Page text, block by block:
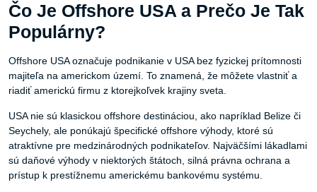
Čo Je Offshore USA a Prečo Je Tak
Populárny?
Offshore USA označuje podnikanie v USA bez fyzickej prítomnosti
majiteľa na americkom území. To znamená, že môžete vlastniť a
riadiť americkú firmu z ktorejkoľvek krajiny sveta.
USA nie sú klasickou offshore destináciou, ako napríklad Belize či
Seychely, ale ponúkajú špecifické offshore výhody, ktoré sú
atraktívne pre medzinárodných podnikateľov. Najväčšími lákadlami
sú daňové výhody v niektorých štátoch, silná právna ochrana a
prístup k prestížnemu americkému bankovému systému.